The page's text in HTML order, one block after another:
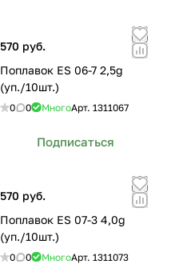
570 руб.
Поплавок ES 06-7 2,5g
(уп./10шт.)
0 0 МногоАрт. 1311067
Подписаться
570 руб.
Поплавок ES 07-3 4,0g
(уп./10шт.)
0 0 МногоАрт. 1311073